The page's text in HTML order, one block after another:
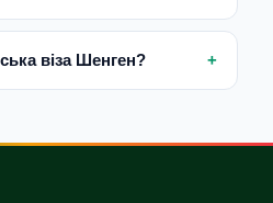
віза Шенген?